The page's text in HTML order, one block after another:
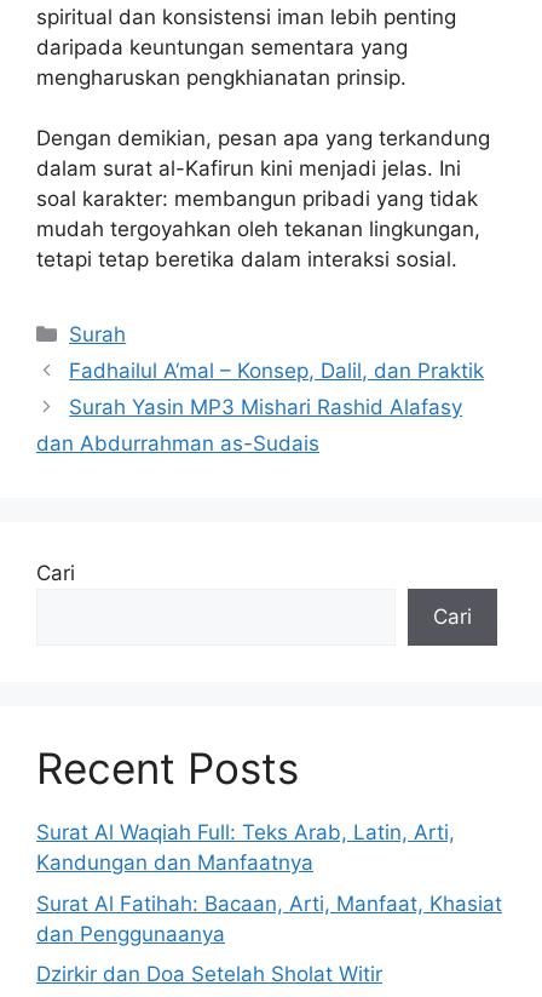
spiritual dan konsistensi iman lebih penting
daripada keuntungan sementara yang
mengharuskan pengkhianatan prinsip.
Dengan demikian, pesan apa yang terkandung
dalam surat al-Kafirun kini menjadi jelas. Ini
soal karakter: membangun pribadi yang tidak
mudah tergoyahkan oleh tekanan lingkungan,
tetapi tetap beretika dalam interaksi sosial.
Kategori
Surah
Fadhailul A‘mal – Konsep, Dalil, dan Praktik
Surah Yasin MP3 Mishari Rashid Alafasy
dan Abdurrahman as-Sudais
Cari
Cari
Recent Posts
Surat Al Waqiah Full: Teks Arab, Latin, Arti,
Kandungan dan Manfaatnya
Surat Al Fatihah: Bacaan, Arti, Manfaat, Khasiat
dan Penggunaanya
Dzirkir dan Doa Setelah Sholat Witir